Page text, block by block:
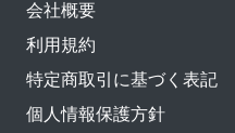
会社概要
利用規約
特定商取引に基づく表記
個人情報保護方針